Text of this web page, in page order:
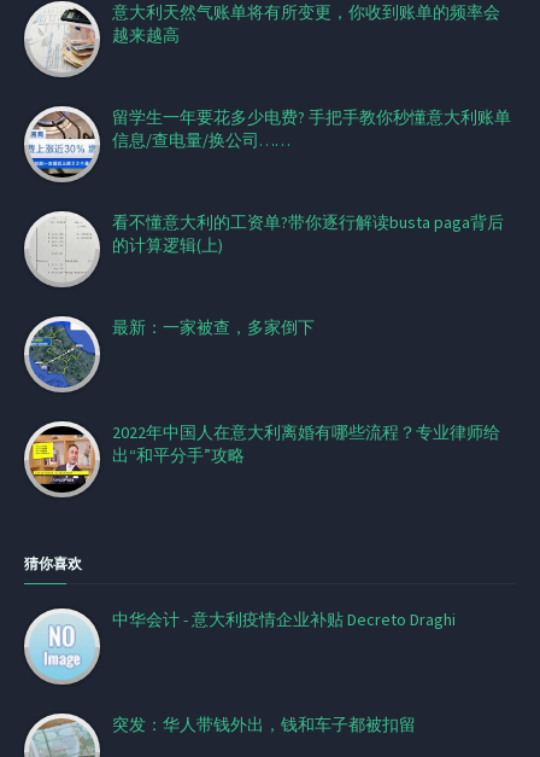
意大利天然气账单将有所变更，你收到账单的频率会
越来越高
留学生一年要花多少电费? 手把手教你秒懂意大利账单
信息/查电量/换公司……
看不懂意大利的工资单?带你逐行解读busta paga背后
的计算逻辑(上)
最新：一家被查，多家倒下
2022年中国人在意大利离婚有哪些流程？专业律师给
出“和平分手”攻略
猜你喜欢
中华会计 - 意大利疫情企业补贴 Decreto Draghi
突发：华人带钱外出，钱和车子都被扣留